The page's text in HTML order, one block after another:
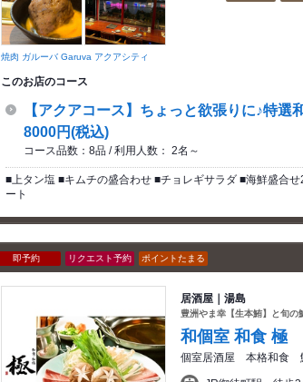
焼肉 ガルーバ Garuva アクアシティ
このお店のコース
【アクアコース】ちょっと欲張りに♪特選
8000円(税込)
コース品数：8品 / 利用人数： 2名～
■上タン塩 ■キムチの盛合わせ ■チョレギサラダ ■海鮮盛合
ート
即予約 リクエスト予約 ポイントたまる
居酒屋｜湯島
豊洲やま幸【生本鮪】と旬の
和個室 和食 極
個室居酒屋 本格和食